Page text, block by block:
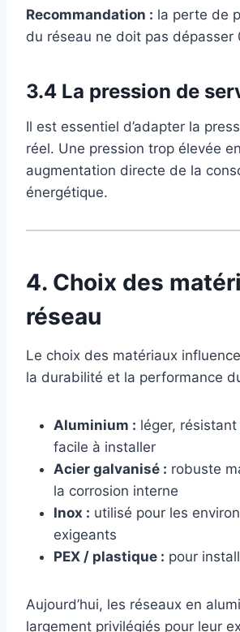
Recommandation : la perte de
du réseau ne doit pas dépasser
3.4 La pression de
Il est essentiel d’adapter la
réel. Une pression trop élevée
augmentation directe de la
énergétique.
4. Choix des
réseau
Le choix des matériaux
la durabilité et la performance
Aluminium : léger,
facile à installer
Acier galvanisé : robuste
la corrosion interne
Inox : utilisé pour les
exigeants
PEX / plastique : pour
Aujourd’hui, les réseaux en
largement privilégiés pour leur